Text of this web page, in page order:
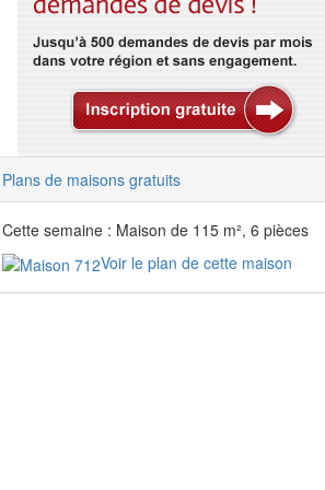
Plans de maisons gratuits
Cette semaine : Maison de 115 m², 6 pièces
Voir le plan de cette maison